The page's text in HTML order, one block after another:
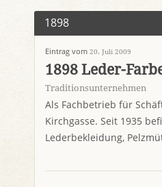
1898
Eintrag vom 20. Juli 2009
1898 Leder-
Traditionsunternehmen
Als Fachbetrieb für
Kirchgasse. Seit 1935
Lederbekleidung,